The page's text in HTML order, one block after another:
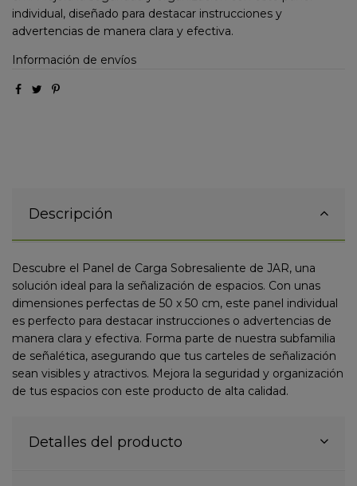
individual, diseñado para destacar instrucciones y
advertencias de manera clara y efectiva.
Información de envíos
Descripción
Descubre el Panel de Carga Sobresaliente de JAR, una
solución ideal para la señalización de espacios. Con unas
dimensiones perfectas de 50 x 50 cm, este panel individual
es perfecto para destacar instrucciones o advertencias de
manera clara y efectiva. Forma parte de nuestra subfamilia
de señalética, asegurando que tus carteles de señalización
sean visibles y atractivos. Mejora la seguridad y organización
de tus espacios con este producto de alta calidad.
Detalles del producto